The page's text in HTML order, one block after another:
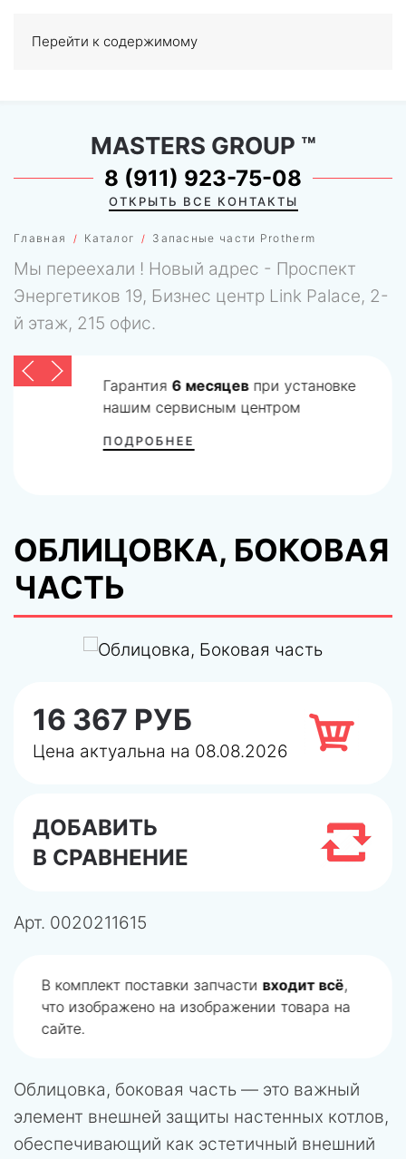
Перейти к содержимому
0
Главная Каталог Запасные части Protherm
MASTERS GROUP ™
8 (911) 923-75-08
ОТКРЫТЬ ВСЕ КОНТАКТЫ
Мы переехали ! Новый адрес - Проспект
Энергетиков 19, Бизнес центр Link Palace, 2-
й этаж, 215 офис.
Гарантия 6 месяцевпри установке
нашим сервисным центром
ПОДРОБНЕЕ
ОБЛИЦОВКА, БОКОВАЯ
ЧАСТЬ
16 367 РУБ
Цена актуальна на 08.08.2026
ДОБАВИТЬ
В СРАВНЕНИЕ
Арт. 0020211615
В комплект поставки запчасти входит всё,
что изображено на изображении товара на
сайте.
Облицовка, боковая часть — это важный
элемент внешней защиты настенных котлов,
обеспечивающий как эстетичный внешний